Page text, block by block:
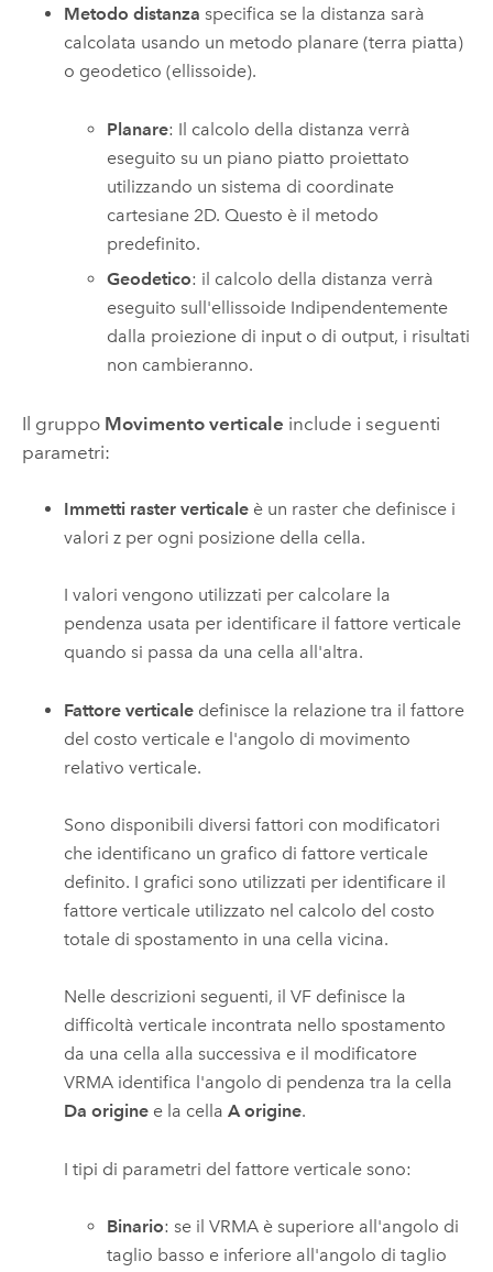
Metodo distanza specifica se la distanza sarà
calcolata usando un metodo planare (terra piatta)
o geodetico (ellissoide).
Planare: Il calcolo della distanza verrà
eseguito su un piano piatto proiettato
utilizzando un sistema di coordinate
cartesiane 2D. Questo è il metodo
predefinito.
Geodetico: il calcolo della distanza verrà
eseguito sull'ellissoide Indipendentemente
dalla proiezione di input o di output, i risultati
non cambieranno.
Il gruppo Movimento verticale include i seguenti
parametri:
Immetti raster verticale è un raster che definisce i
valori z per ogni posizione della cella.
I valori vengono utilizzati per calcolare la
pendenza usata per identificare il fattore verticale
quando si passa da una cella all'altra.
Fattore verticale definisce la relazione tra il fattore
del costo verticale e l'angolo di movimento
relativo verticale.
Sono disponibili diversi fattori con modificatori
che identificano un grafico di fattore verticale
definito. I grafici sono utilizzati per identificare il
fattore verticale utilizzato nel calcolo del costo
totale di spostamento in una cella vicina.
Nelle descrizioni seguenti, il VF definisce la
difficoltà verticale incontrata nello spostamento
da una cella alla successiva e il modificatore
VRMA identifica l'angolo di pendenza tra la cella
Da origine e la cellaA origine.
I tipi di parametri del fattore verticale sono:
Binario: se il VRMA è superiore all'angolo di
taglio basso e inferiore all'angolo di taglio